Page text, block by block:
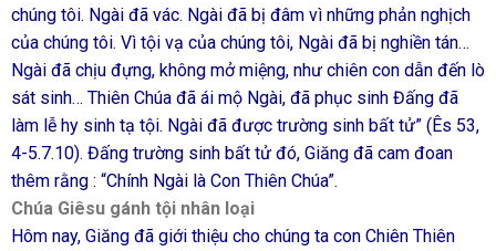
chúng tôi. Ngài đã vác. Ngài đã bị đâm vì những phản nghịch
của chúng tôi. Vì tội vạ của chúng tôi, Ngài đã bị nghiền tán…
Ngài đã chịu đựng, không mở miệng, như chiên con dẫn đến lò
sát sinh… Thiên Chúa đã ái mộ Ngài, đã phục sinh Đấng đã
làm lễ hy sinh tạ tội. Ngài đã được trường sinh bất tử” (Ês 53,
4-5.7.10). Đấng trường sinh bất tử đó, Giăng đã cam đoan
thêm rằng : “Chính Ngài là Con Thiên Chúa”.
Chúa Giêsu gánh tội nhân loại
Hôm nay, Giăng đã giới thiệu cho chúng ta con Chiên Thiên